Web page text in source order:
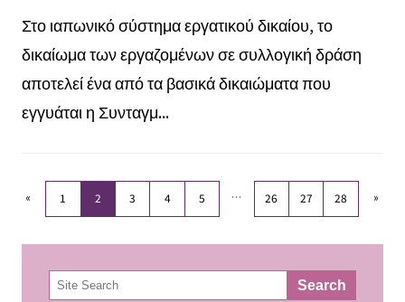
Στο ιαπωνικό σύστημα εργατικού δικαίου, το
δικαίωμα των εργαζομένων σε συλλογική δράση
αποτελεί ένα από τα βασικά δικαιώματα που
εγγυάται η Συνταγμ...
« 1 2 3 4 5 … 26 27 28 »
検
索 Search